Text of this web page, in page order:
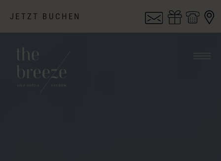
JETZT BUCHEN